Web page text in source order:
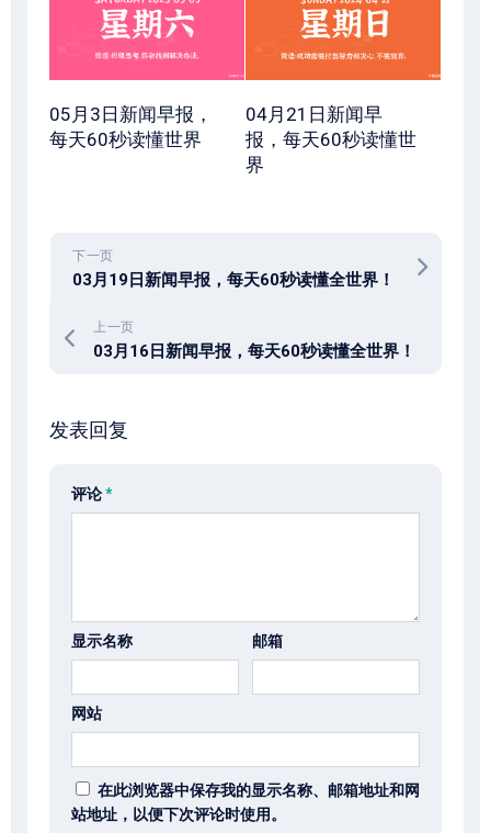
05月3日新闻早报，
每天60秒读懂世界
04月21日新闻早
报，每天60秒读懂世
界
下一页
03月19日新闻早报，每天60秒读懂全世界！
上一页
03月16日新闻早报，每天60秒读懂全世界！
发表回复
评论*
显示名称 邮箱
网站
在此浏览器中保存我的显示名称、邮箱地址和网
站地址，以便下次评论时使用。